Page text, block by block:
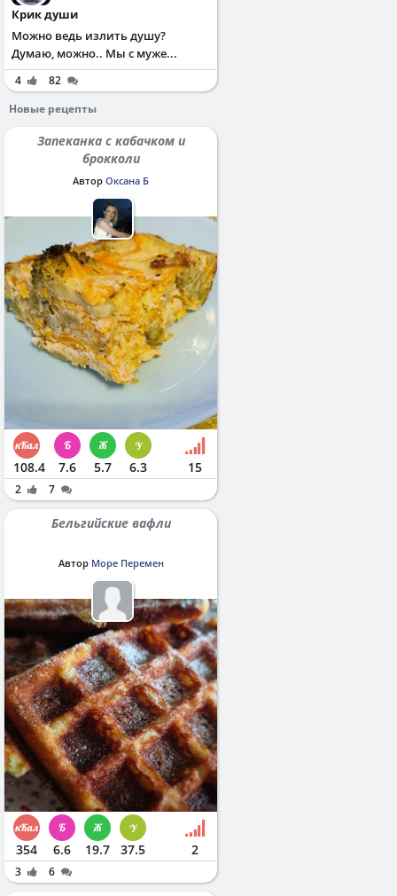
Крик души
Можно ведь излить душу?
Думаю, можно.. Мы с муже...
4
82
Новые рецепты
Запеканка с кабачком и
брокколи
Автор Оксана Б
108.4 7.6 5.7 6.3 15
2 7
Бельгийские вафли
Автор Море Перемен
354 6.6 19.7 37.5 2
3 6